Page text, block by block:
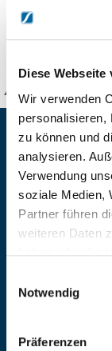
Diese Webseite
Wir verwenden
personalisieren,
zu können und
analysieren.
Verwendung
soziale Medien,
Partner führen
weiteren Daten
Notwendig
Präferenzen
DETAILS
ADRESSE
Ziegelhöhe 8,
BÜRO HOTLINE
+49 (0) 9181/